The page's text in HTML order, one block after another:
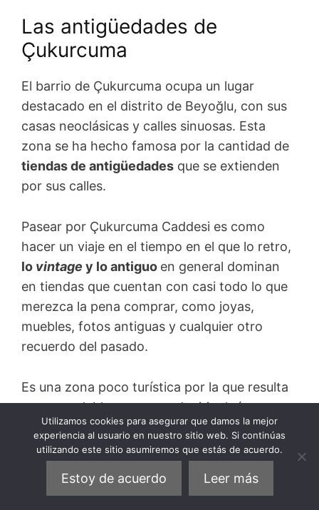
Las antigüedades de
Çukurcuma
El barrio de Çukurcuma ocupa un lugar
destacado en el distrito de Beyoğlu, con sus
casas neoclásicas y calles sinuosas. Esta
zona se ha hecho famosa por la cantidad de
tiendas de antigüedades que se extienden
por sus calles.
Pasear por Çukurcuma Caddesi es como
hacer un viaje en el tiempo en el que lo retro,
lo vintage y lo antiguo en general dominan
en tiendas que cuentan con casi todo lo que
merezca la pena comprar, como joyas,
muebles, fotos antiguas y cualquier otro
recuerdo del pasado.
Es una zona poco turística por la que resulta
muy agradable pasear y adquirir algún
recuerdo ancestral si no se sabe qué comprar
en Estambul.
Los mercadillos
Utilizamos cookies para asegurar que damos la mejor
experiencia al usuario en nuestro sitio web. Si continúas
utilizando este sitio asumiremos que estás de acuerdo.
Estoy de acuerdo Leer más